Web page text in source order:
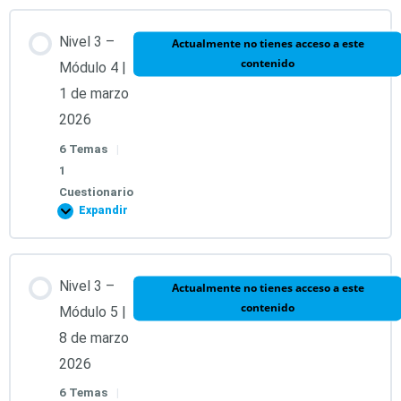
Nivel 3 –
Módulo 4 |
1 de marzo
2026
6 Temas
|
1
Cuestionario
Actualmente no tienes acceso a este
contenido
Expandir
Contenido de la Lección
0% COMPLETADO
1. Llave 12. Símbolos Arcturianos.
Nivel 3 –
Módulo 5 |
8 de marzo
2026
6 Temas |
Actualmente no tienes acceso a este
contenido